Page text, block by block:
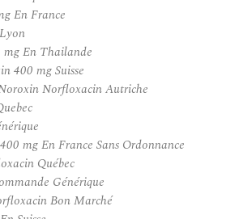
En France
En Thailande
400 mg Suisse
Norfloxacin Autriche
mg En France Sans Ordonnance
Québec
Générique
Bon Marché